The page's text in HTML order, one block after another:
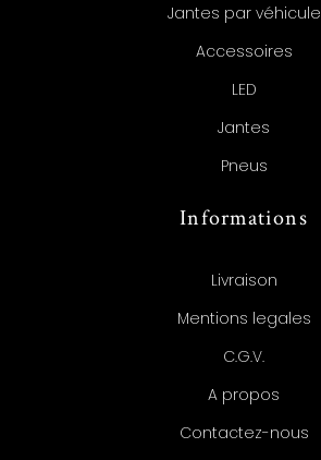
Jantes par véhicule
Accessoires
LED
Jantes
Pneus
Informations
Livraison
Mentions legales
C.G.V.
A propos
Contactez-nous